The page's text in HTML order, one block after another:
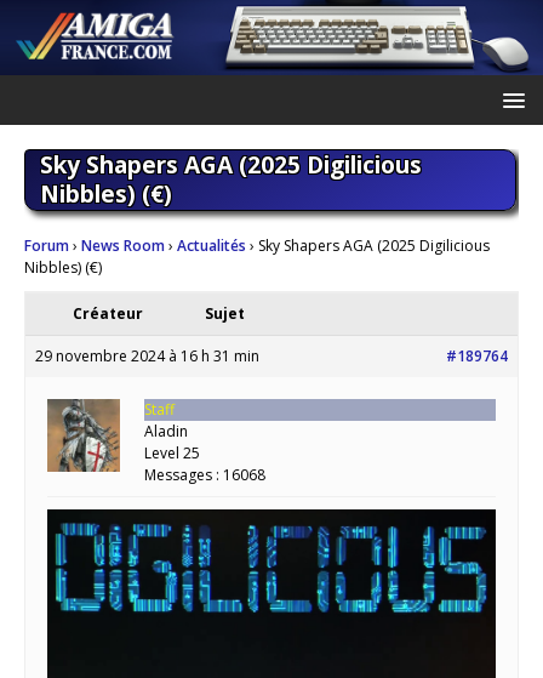
Sky Shapers AGA (2025 Digilicious
Nibbles) (€)
Forum› News Room› Actualités › Sky Shapers AGA (2025 Digilicious
Nibbles) (€)
Créateur Sujet
29 novembre 2024 à 16 h 31 min #189764
Staff
Aladin
Level 25
Messages : 16068